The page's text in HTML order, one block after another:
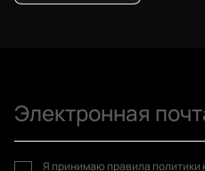
Я принимаю правила